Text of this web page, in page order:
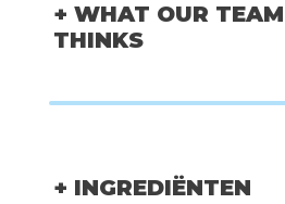
+ WHAT OUR TEAM
THINKS
+ INGREDIËNTEN